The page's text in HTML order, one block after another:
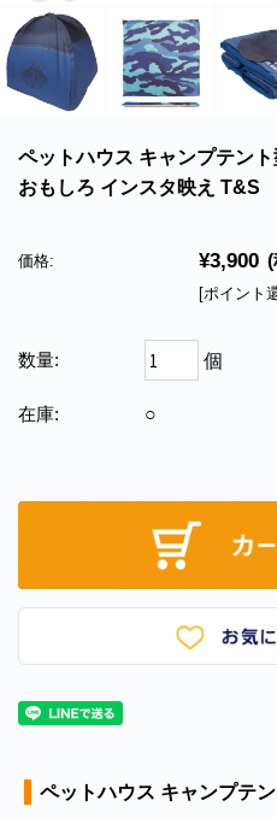
ペットハウス キャンプテン
おもしろ インスタ映え T&S
価格: ¥3,900 (
[ポイント
数量: 個
在庫: ○
ペットハウス キャンプテ